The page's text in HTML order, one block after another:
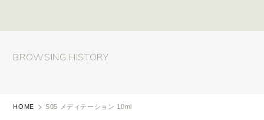
BROWSING HISTORY
HOME S05 メディテーション 10ml